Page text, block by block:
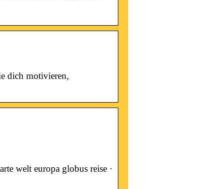
dich motivieren,
welt europa globus reise ·